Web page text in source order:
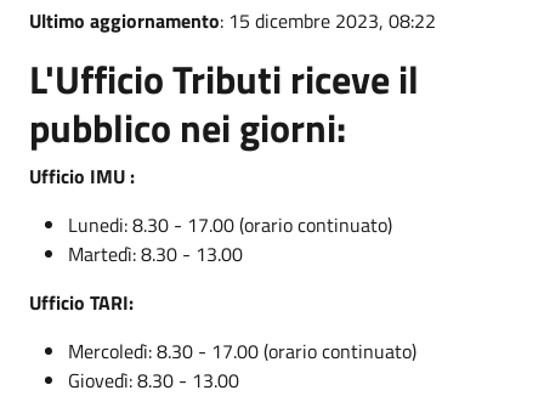
Ultimo aggiornamento: 15 dicembre 2023, 08:22
L'Ufficio Tributi riceve il
pubblico nei giorni:
Ufficio IMU :
Lunedi: 8.30 - 17.00 (orario continuato)
Martedì: 8.30 - 13.00
Ufficio TARI:
Mercoledì: 8.30 - 17.00 (orario continuato)
Giovedì: 8.30 - 13.00